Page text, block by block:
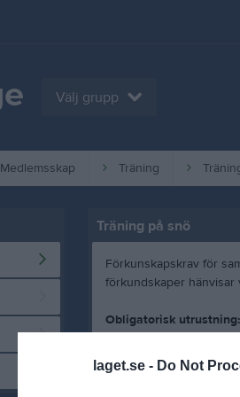
laget.se - Do Not
Välj grupp
Medlemsskap Träning
Träning på snö
Förkunskapskrav för
förkundskaper hänvisar
Obligatorisk utrustning:
- Ryggskydd
- Kläder efter väder